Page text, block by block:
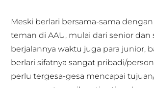
Meski berlari bersama-sama
teman di AAU, mulai dari senior dan
berjalannya waktu juga para junior,
berlari sifatnya sangat pribadi/
perlu tergesa-gesa mencapai